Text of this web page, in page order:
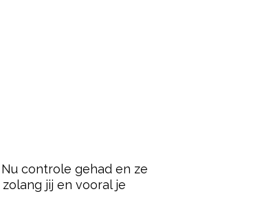
controle gehad en ze
jij en vooral je